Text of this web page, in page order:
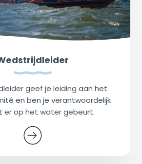
geef je leiding aan het
en ben je verantwoordelijk
er op het water gebeurt.